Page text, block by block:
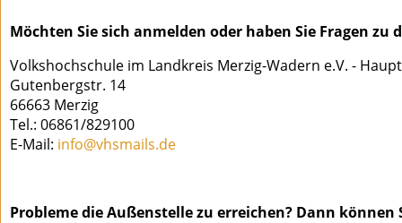
Möchten Sie sich anmelden oder haben Sie Fragen
Volkshochschule im Landkreis Merzig-Wadern e.V. -
Gutenbergstr. 14
66663 Merzig
Tel.: 06861/829100
E-Mail: info@vhsmails.de
Probleme die Außenstelle zu erreichen? Dann